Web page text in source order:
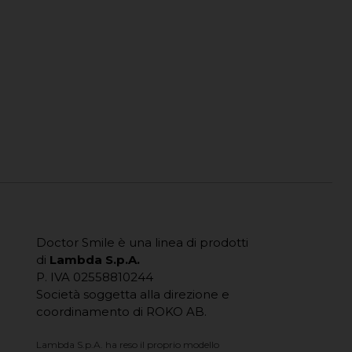
Doctor Smile è una linea di prodotti
di Lambda S.p.A.
P. IVA 02558810244
Società soggetta alla direzione e
coordinamento di ROKO AB.
Lambda S.p.A. ha reso il proprio modello